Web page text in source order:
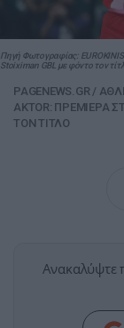
Πηγή Φωτογραφίας:
Stoiximan GBL με φόντο τον
PAGENEWS.GR /
AKTOR: ΠΡΕΜΙΕΡΑ
ΤΟΝ ΤΙΤΛΟ
Ανακαλύψτε